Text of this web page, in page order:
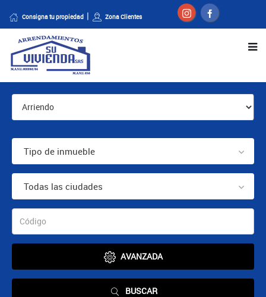
Consigna tu propiedad Zona Clientes
Tipo de inmueble
Todas las ciudades
AVANZADA
BUSCAR